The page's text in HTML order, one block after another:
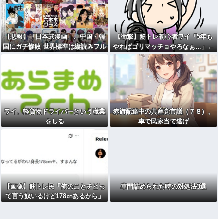
【悲報】「日本式漫画」、中国・韓
国にガチ惨敗 世界標準は縦読みフル
【衝撃】筋トレ初心者ワイ「5年も
やればゴリマッチョやろなぁ…」←
これｗｗｗｗｗ
ワイ、軽貨物ドライバーという職業
をしる
赤旗配達中の共産党市議（７８）、
車で民家当て逃げ
【画像】筋トレ民「俺のことチビっ
て言う奴いるけど178㎝あるから」
車間詰められた時の対処法3選